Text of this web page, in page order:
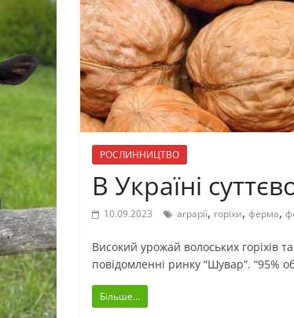
РОСЛИННИЦТВО
В Україні
10.09.2023 аграрії, горіхи, ферма,
Високий урожай волоських горіхів
повідомленні ринку “Шувар”. “95%
Більше...